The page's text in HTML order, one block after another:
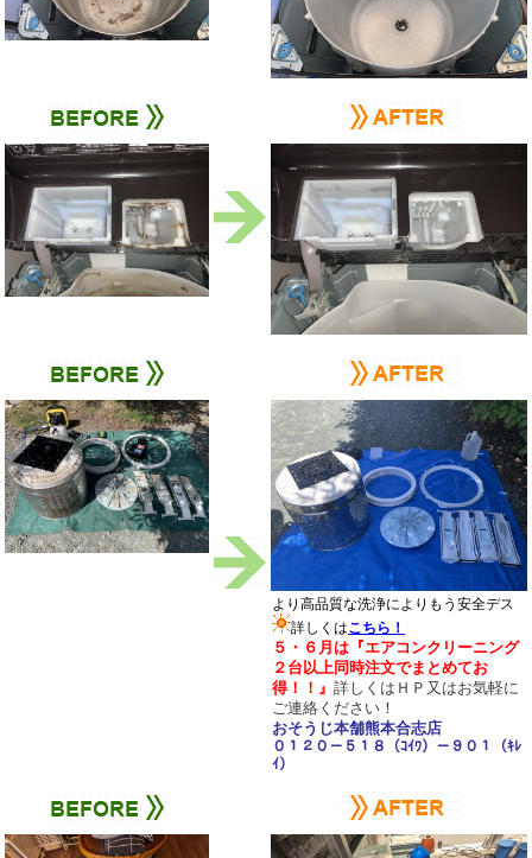
より高品質な洗浄によりもう安全デス
詳しくはこちら！
５・６月は 『エアコンクリーニング
２台以上同時注文でまとめてお
得！！ 』 詳しくはＨＰ又はお気軽に
ご連絡ください！
おそうじ本舗熊本合志店
０１２０－５１８（ｺｲﾜ）－９０１（ｷﾚ
ｲ）